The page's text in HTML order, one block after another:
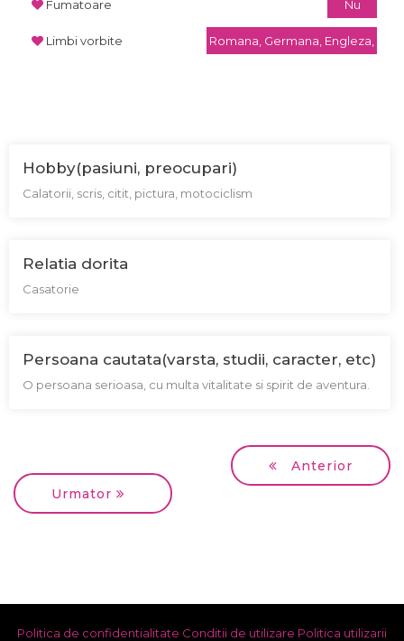
Fumatoare Nu
Limbi vorbite Romana, Germana, Engleza,
Hobby(pasiuni, preocupari)
Calatorii, scris, citit, pictura, motociclism
Relatia dorita
Casatorie
Persoana cautata(varsta, studii, caracter, etc)
O persoana serioasa, cu multa vitalitate si spirit de aventura.
Anterior
Urmator
Politica de confidentialitate Conditii de utilizare Politica utilizarii